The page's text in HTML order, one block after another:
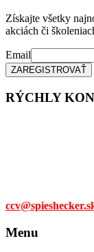
Získajte všetky
akciách či
Email
RÝCHLY
Menu